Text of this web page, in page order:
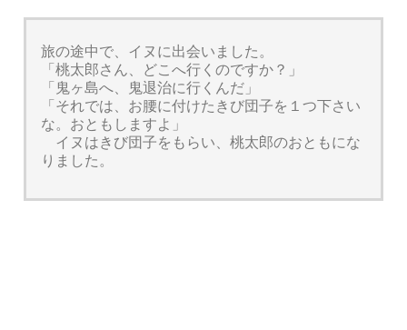
旅の途中で、イヌに出会いました。
「桃太郎さん、どこへ行くのですか？」
「鬼ヶ島へ、鬼退治に行くんだ」
「それでは、お腰に付けたきび団子を１つ下さい
な。おともしますよ」
イヌはきび団子をもらい、桃太郎のおともにな
りました。